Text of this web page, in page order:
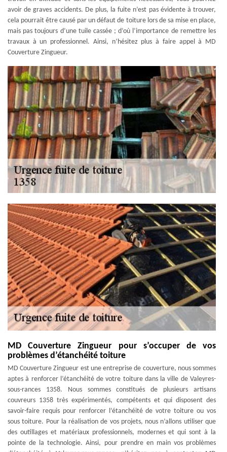
avoir de graves accidents. De plus, la fuite n’est pas évidente à trouver,
cela pourrait être causé par un défaut de toiture lors de sa mise en place,
mais pas toujours d’une tuile cassée ; d’où l’importance de remettre les
travaux à un professionnel. Ainsi, n’hésitez plus à faire appel à MD
Couverture Zingueur.
MD Couverture Zingueur pour s’occuper de vos
problèmes d’étanchéité toiture
MD Couverture Zingueur est une entreprise de couverture, nous sommes
aptes à renforcer l’étanchéité de votre toiture dans la ville de Valeyres-
sous-rances 1358. Nous sommes constitués de plusieurs artisans
couvreurs 1358 très expérimentés, compétents et qui disposent des
savoir-faire requis pour renforcer l’étanchéité de votre toiture ou vos
sous toiture. Pour la réalisation de vos projets, nous n’allons utiliser que
des outillages et matériaux professionnels, modernes et qui sont à la
pointe de la technologie. Ainsi, pour prendre en main vos problèmes